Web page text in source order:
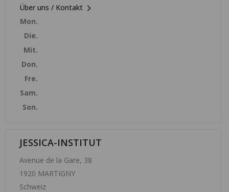
Über uns / Kontakt 
Mon.
Die.
Mit.
Don.
Fre.
Sam.
Son.
JESSICA-INSTITUT
Avenue de la Gare, 38
1920 MARTIGNY
Schweiz